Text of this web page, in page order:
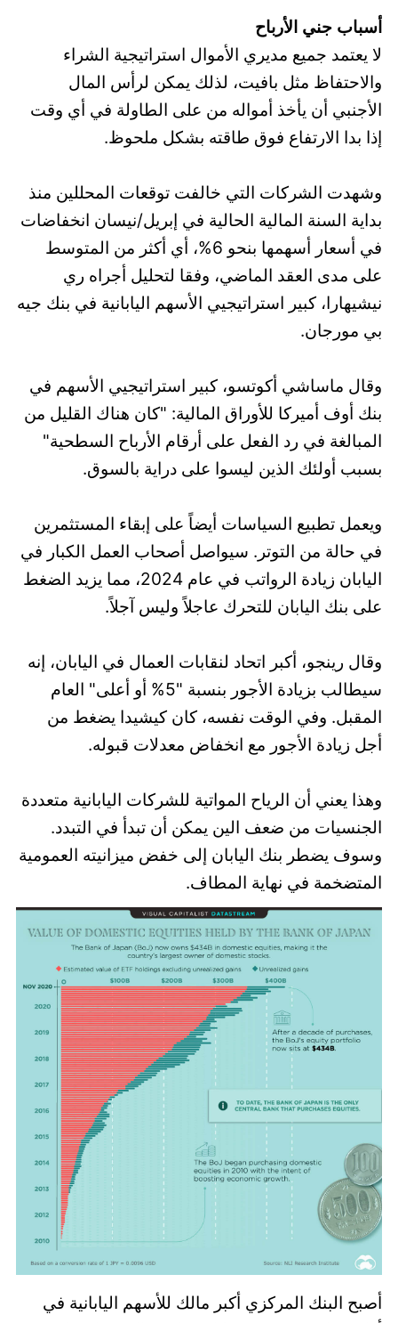
أسباب جني الأرباح
لا يعتمد جميع مديري الأموال استراتيجية الشراء
والاحتفاظ مثل بافيت، لذلك يمكن لرأس المال
الأجنبي أن يأخذ أمواله من على الطاولة في أي وقت
إذا بدا الارتفاع فوق طاقته بشكل ملحوظ.
وشهدت الشركات التي خالفت توقعات المحللين منذ
بداية السنة المالية الحالية في إبريل/نيسان انخفاضات
في أسعار أسهمها بنحو 6%، أي أكثر من المتوسط ​​
على مدى العقد الماضي، وفقا لتحليل أجراه ري
نيشيهارا، كبير استراتيجيي الأسهم اليابانية في بنك جيه
بي مورجان.
وقال ماساشي أكوتسو، كبير استراتيجيي الأسهم في
بنك أوف أميركا للأوراق المالية: "كان هناك القليل من
المبالغة في رد الفعل على أرقام الأرباح السطحية"
بسبب أولئك الذين ليسوا على دراية بالسوق.
ويعمل تطبيع السياسات أيضاً على إبقاء المستثمرين
في حالة من التوتر. سيواصل أصحاب العمل الكبار في
اليابان زيادة الرواتب في عام 2024، مما يزيد الضغط
على بنك اليابان للتحرك عاجلاً وليس آجلاً.
وقال رينجو، أكبر اتحاد لنقابات العمال في اليابان، إنه
سيطالب بزيادة الأجور بنسبة "5% أو أعلى" العام
المقبل. وفي الوقت نفسه، كان كيشيدا يضغط من
أجل زيادة الأجور مع انخفاض معدلات قبوله.
وهذا يعني أن الرياح المواتية للشركات اليابانية متعددة
الجنسيات من ضعف الين يمكن أن تبدأ في التبدد.
وسوف يضطر بنك اليابان إلى خفض ميزانيته العمومية
المتضخمة في نهاية المطاف.
أصبح البنك المركزي أكبر مالك للأسهم اليابانية في